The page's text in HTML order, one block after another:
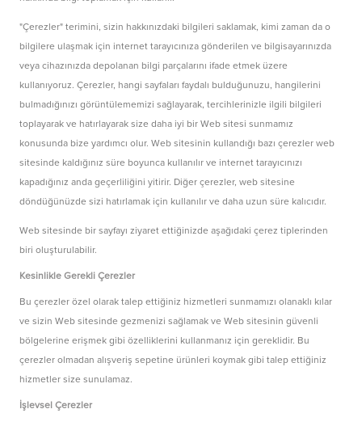
"Çerezler" terimini, sizin hakkınızdaki bilgileri saklamak, kimi zaman da o
bilgilere ulaşmak için internet tarayıcınıza gönderilen ve bilgisayarınızda
veya cihazınızda depolanan bilgi parçalarını ifade etmek üzere
kullanıyoruz. Çerezler, hangi sayfaları faydalı bulduğunuzu, hangilerini
bulmadığınızı görüntülememizi sağlayarak, tercihlerinizle ilgili bilgileri
toplayarak ve hatırlayarak size daha iyi bir Web sitesi sunmamız
konusunda bize yardımcı olur. Web sitesinin kullandığı bazı çerezler web
sitesinde kaldığınız süre boyunca kullanılır ve internet tarayıcınızı
kapadığınız anda geçerliliğini yitirir. Diğer çerezler, web sitesine
döndüğünüzde sizi hatırlamak için kullanılır ve daha uzun süre kalıcıdır.
Web sitesinde bir sayfayı ziyaret ettiğinizde aşağıdaki çerez tiplerinden
biri oluşturulabilir.
Kesinlikle Gerekli Çerezler
Bu çerezler özel olarak talep ettiğiniz hizmetleri sunmamızı olanaklı kılar
ve sizin Web sitesinde gezmenizi sağlamak ve Web sitesinin güvenli
bölgelerine erişmek gibi özelliklerini kullanmanız için gereklidir. Bu
çerezler olmadan alışveriş sepetine ürünleri koymak gibi talep ettiğiniz
hizmetler size sunulamaz.
İşlevsel Çerezler